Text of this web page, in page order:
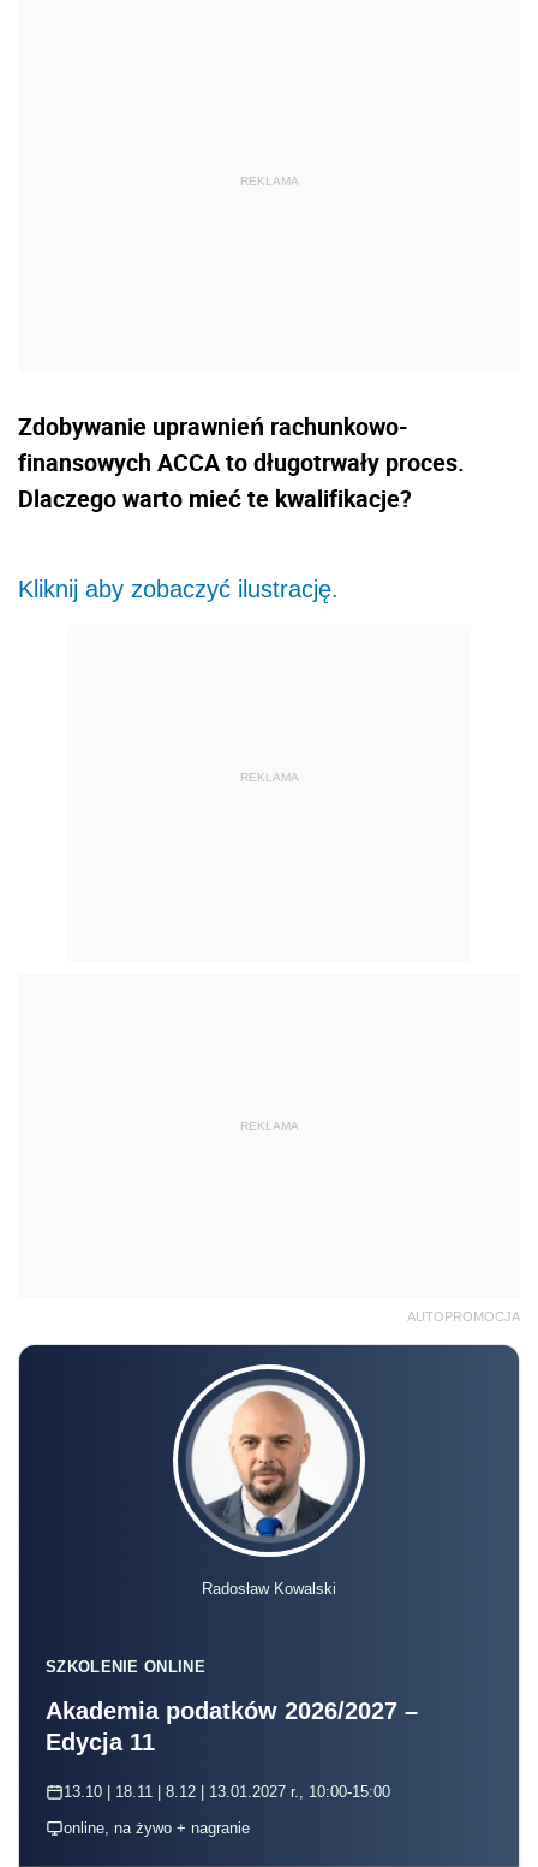
Zdobywanie uprawnień rachunkowo-
finansowych ACCA to długotrwały proces.
Dlaczego warto mieć te kwalifikacje?
Kliknij aby zobaczyć ilustrację.
REKLAMA
REKLAMA
AUTOPROMOCJA
Radosław Kowalski
SZKOLENIE ONLINE
Akademia podatków 2026/2027 –
Edycja 11
13.10 | 18.11 | 8.12 | 13.01.2027 r., 10:00-15:00
online, na żywo + nagranie